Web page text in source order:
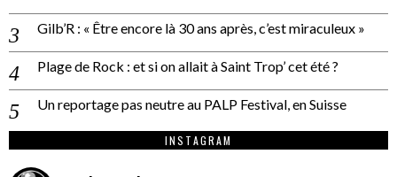
Gilb’R : « Être encore là 30 ans après, c’est miraculeux »
Plage de Rock : et si on allait à Saint Trop’ cet été ?
Un reportage pas neutre au PALP Festival, en Suisse
INSTAGRAM